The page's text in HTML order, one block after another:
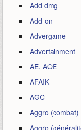
Add dmg
Add-on
Advergame
Advertainment
AE, AOE
AFAIK
AGC
Aggro (combat)
Aggro